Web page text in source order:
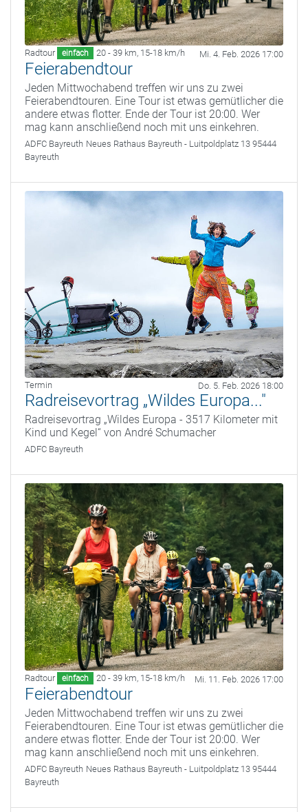
Radtour einfach 20 - 39 km, 15-18 km/h Mi. 4. Feb. 2026 17:00
Feierabendtour
Jeden Mittwochabend treffen wir uns zu zwei
Feierabendtouren. Eine Tour ist etwas gemütlicher die
andere etwas flotter. Ende der Tour ist 20:00. Wer
mag kann anschließend noch mit uns einkehren.
ADFC Bayreuth Neues Rathaus Bayreuth - Luitpoldplatz 13 95444
Bayreuth
Termin Do. 5. Feb. 2026 18:00
Radreisevortrag „Wildes Europa..."
Radreisevortrag „Wildes Europa - 3517 Kilometer mit
Kind und Kegel“ von André Schumacher
ADFC Bayreuth
Radtour einfach 20 - 39 km, 15-18 km/h Mi. 11. Feb. 2026 17:00
Feierabendtour
Jeden Mittwochabend treffen wir uns zu zwei
Feierabendtouren. Eine Tour ist etwas gemütlicher die
andere etwas flotter. Ende der Tour ist 20:00. Wer
mag kann anschließend noch mit uns einkehren.
ADFC Bayreuth Neues Rathaus Bayreuth - Luitpoldplatz 13 95444
Bayreuth